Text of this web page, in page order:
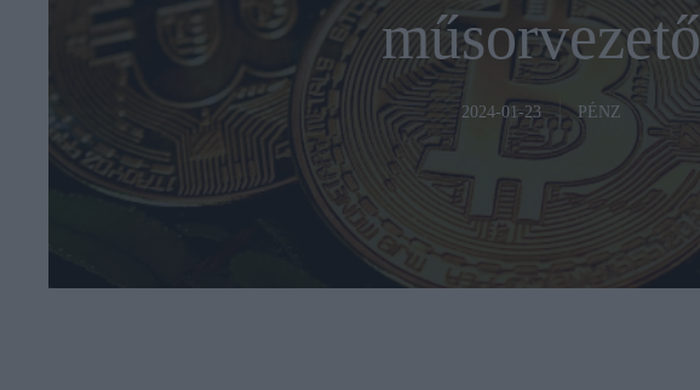
műsorvezető
2024-01-23 PÉNZ